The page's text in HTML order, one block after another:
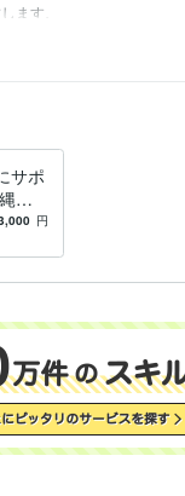
ます、
サポ
大
が 円